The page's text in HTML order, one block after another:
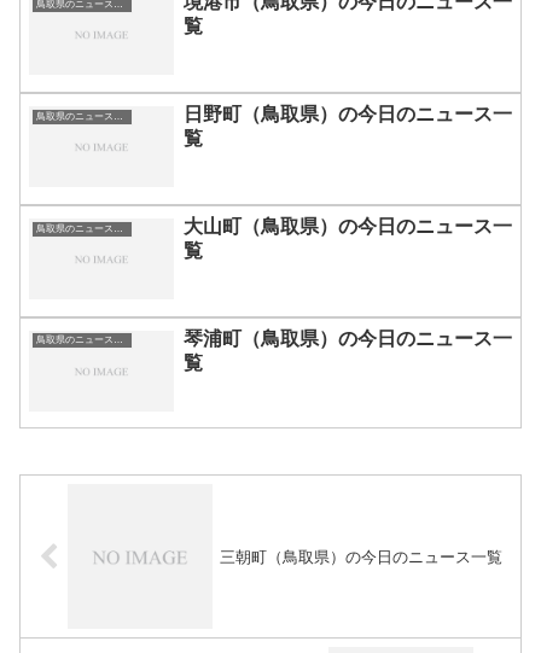
覧
日野町（鳥取県）の今日のニュース一
覧
大山町（鳥取県）の今日のニュース一
覧
鳥取県のニュース一覧
琴浦町（鳥取県）の今日のニュース一
覧
三朝町（鳥取県）の今日のニュース一覧